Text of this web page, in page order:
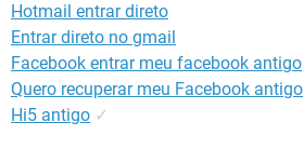
Hotmail entrar direto
Entrar direto no gmail
Facebook entrar meu facebook antigo
Quero recuperar meu Facebook antigo
Hi5 antigo ✓